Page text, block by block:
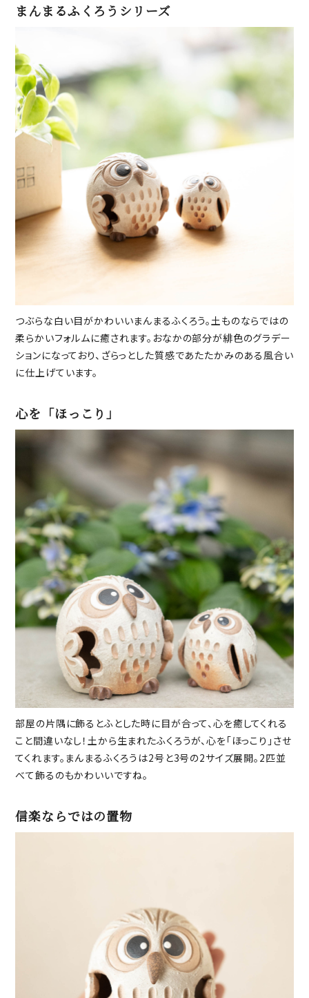
まんまるふくろうシリーズ
つぶらな白い目がかわいいまんまるふくろう。土ものならではの
柔らかいフォルムに癒されます。おなかの部分が緋色のグラデー
ションになっており、ざらっとした質感であたたかみのある風合い
に仕上げています。
心を「ほっこり」
部屋の片隅に飾るとふとした時に目が合って、心を癒してくれる
こと間違いなし！土から生まれたふくろうが、心を「ほっこり」させ
てくれます。まんまるふくろうは2号と3号の2サイズ展開。2匹並
べて飾るのもかわいいですね。
信楽ならではの置物